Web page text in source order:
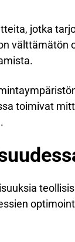
jotka
välttämätön
toimivat